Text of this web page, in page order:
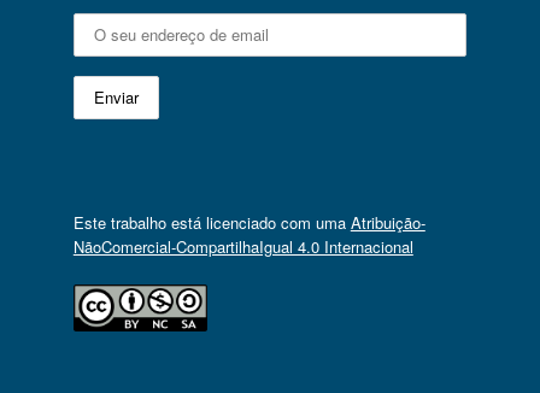
Este trabalho está licenciado com uma Atribuição-
NãoComercial-CompartilhaIgual 4.0 Internacional